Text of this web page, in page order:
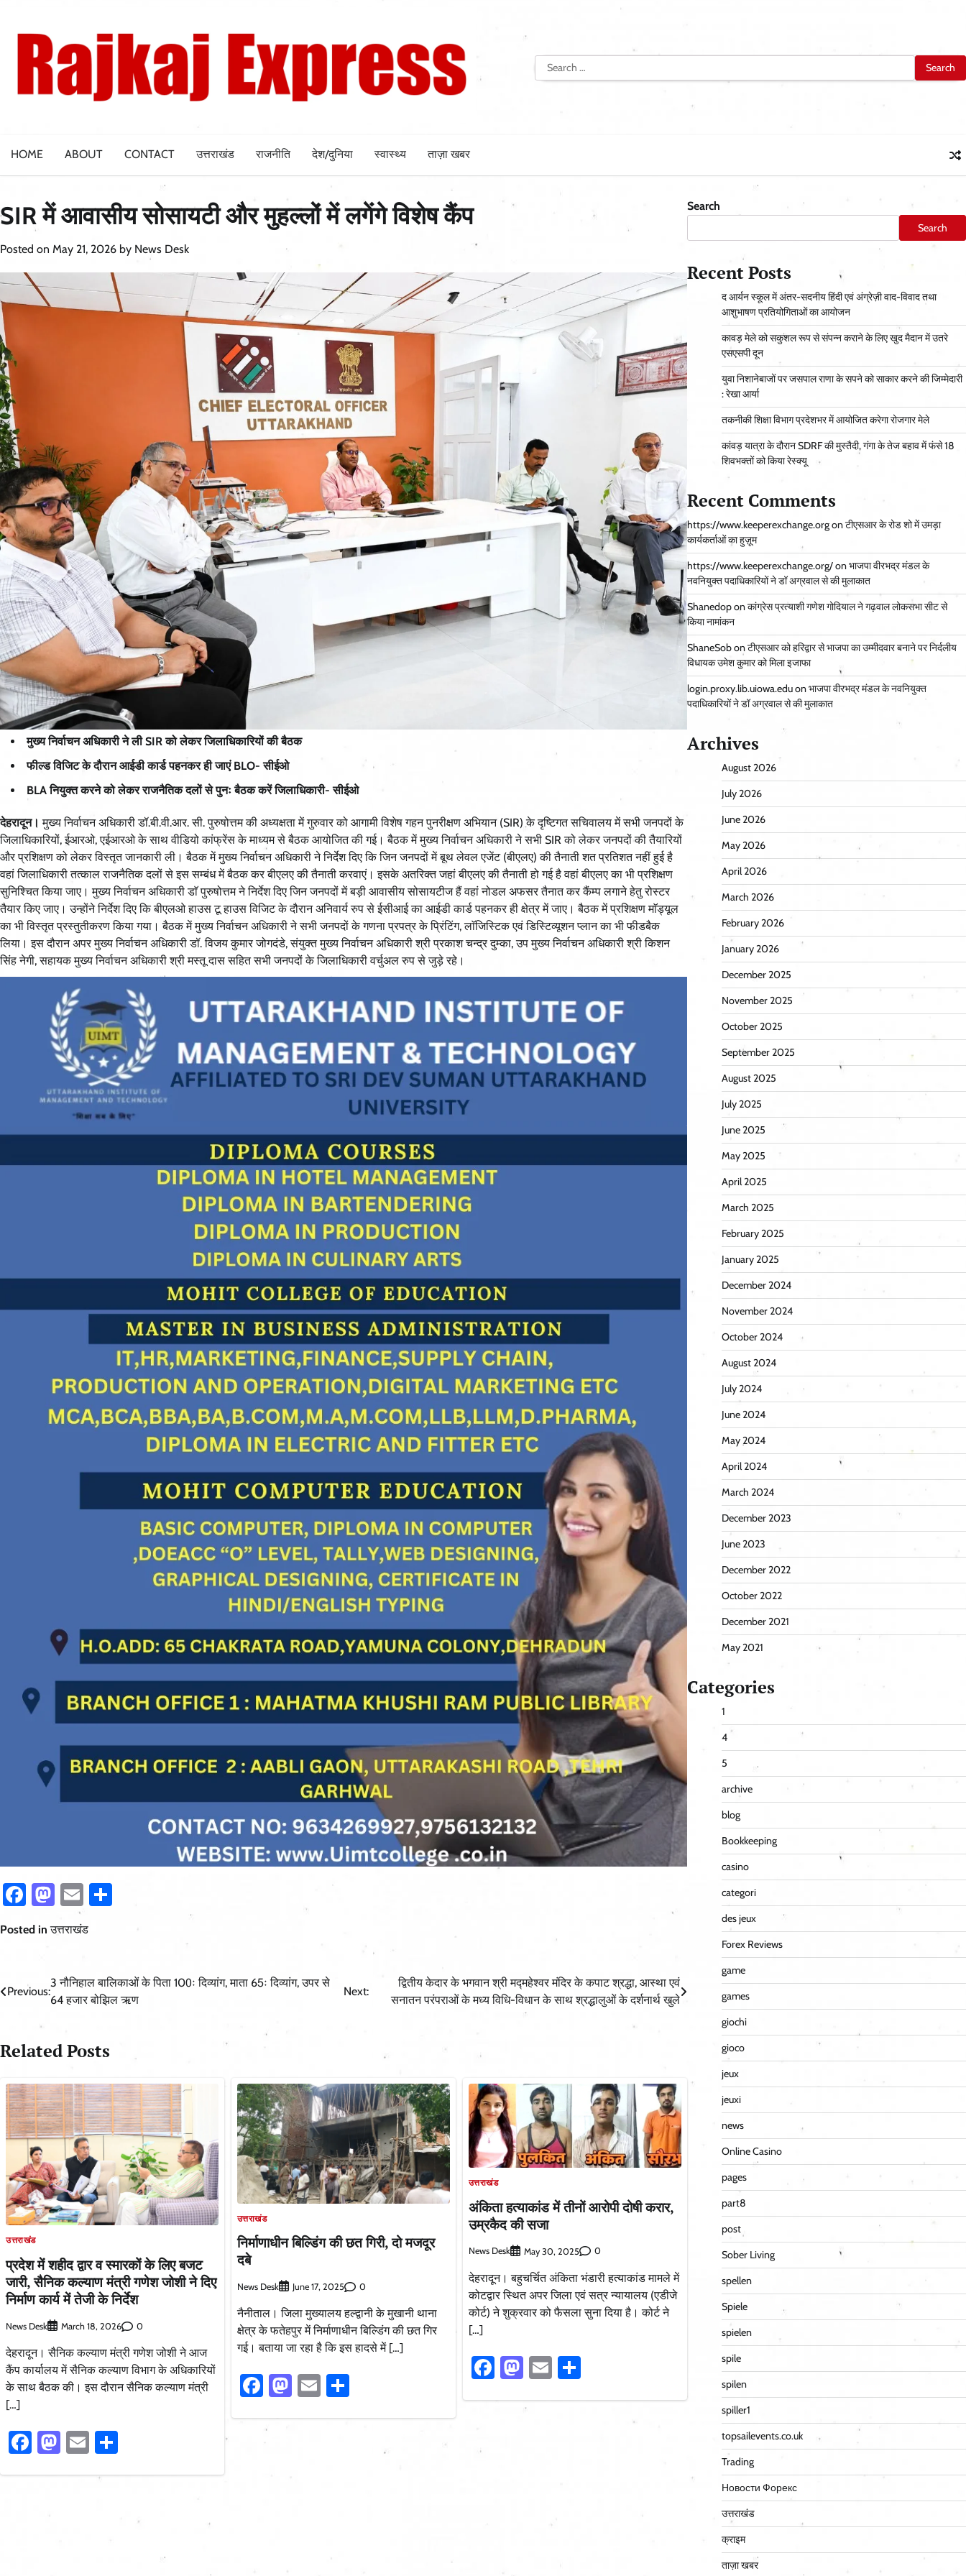
content
Search
for:
HOME ABOUT CONTACT उत्तराखंड राजनीति देश/दुनिया स्वास्थ्य ताज़ा खबर
SIR में आवासीय सोसायटी और मुहल्लों में लगेंगे विशेष कैंप
Posted on May 21, 2026 by News Desk
मुख्य निर्वाचन अधिकारी ने ली SIR को लेकर जिलाधिकारियों की बैठक
फील्ड विजिट के दौरान आईडी कार्ड पहनकर ही जाएं BLO- सीईओ
BLA नियुक्त करने को लेकर राजनैतिक दलों से पुनः बैठक करें जिलाधिकारी- सीईओ
देहरादून। मुख्य निर्वाचन अधिकारी डॉ.बी.वी.आर. सी. पुरुषोत्तम की अध्यक्षता में गुरुवार को आगामी विशेष गहन पुनरीक्षण अभियान (SIR) के दृष्टिगत सचिवालय में सभी जनपदों के
जिलाधिकारियों, ईआरओ, एईआरओ के साथ वीडियो कांफ्रेंस के माध्यम से बैठक आयोजित की गई। बैठक में मुख्य निर्वाचन अधिकारी ने सभी SIR को लेकर जनपदों की तैयारियों
और प्रशिक्षण को लेकर विस्तृत जानकारी ली। बैठक में मुख्य निर्वाचन अधिकारी ने निर्देश दिए कि जिन जनपदों में बूथ लेवल एजेंट (बीएलए) की तैनाती शत प्रतिशत नहीं हुई है
वहां जिलाधिकारी तत्काल राजनैतिक दलों से इस सम्बंध में बैठक कर बीएलए की तैनाती करवाएं। इसके अतरिक्त जहां बीएलए की तैनाती हो गई है वहां बीएलए का भी प्रशिक्षण
सुनिश्चित किया जाए। मुख्य निर्वाचन अधिकारी डाॅ पुरुषोत्तम ने निर्देश दिए जिन जनपदों में बड़ी आवासीय सोसायटीज हैं वहां नोडल अफसर तैनात कर कैंम्प लगाने हेतु रोस्टर
तैयार किए जाए। उन्होंने निर्देश दिए कि बीएलओ हाउस टू हाउस विजिट के दौरान अनिवार्य रुप से ईसीआई का आईडी कार्ड पहनकर ही क्षेत्र में जाए। बैठक में प्रशिक्षण माॅड्यूल
का भी विस्तृत प्रस्तुतीकरण किया गया। बैठक में मुख्य निर्वाचन अधिकारी ने सभी जनपदों के गणना प्रपत्र के प्रिंटिंग, लाॅजिस्टिक एवं डिस्टिव्यूशन प्लान का भी फीडबैक
लिया। इस दौरान अपर मुख्य निर्वाचन अधिकारी डॉ. विजय कुमार जोगदंडे, संयुक्त मुख्य निर्वाचन अधिकारी श्री प्रकाश चन्द्र दुम्का, उप मुख्य निर्वाचन अधिकारी श्री किशन
सिंह नेगी, सहायक मुख्य निर्वाचन अधिकारी श्री मस्तू दास सहित सभी जनपदों के जिलाधिकारी वर्चुअल रुप से जुड़े रहे।
Facebook
Mastodon
Email
Posted inउत्तराखंड
Post
Previous:
3 नौनिहाल बालिकाओं के पिता 100ः दिव्यांग, माता 65ः दिव्यांग, उपर से
64 हजार बोझिल ऋण
Next:
द्वितीय केदार के भगवान श्री मद्महेश्वर मंदिर के कपाट श्रद्धा, आस्था एवं
सनातन परंपराओं के मध्य विधि-विधान के साथ श्रद्धालुओं के दर्शनार्थ खुले
Related Posts
उत्तराखंड
प्रदेश में शहीद द्वार व स्मारकों के लिए बजट
जारी, सैनिक कल्याण मंत्री गणेश जोशी ने दिए
निर्माण कार्य में तेजी के निर्देश
News Desk March 18, 2026 0
देहरादून। सैनिक कल्याण मंत्री गणेश जोशी ने आज
कैंप कार्यालय में सैनिक कल्याण विभाग के अधिकारियों
के साथ बैठक की। इस दौरान सैनिक कल्याण मंत्री
[…]
Facebook
Mastodon
Email
उत्तराखंड
निर्माणाधीन बिल्डिंग की छत गिरी, दो मजदूर
दबे
News Desk June 17, 2025 0
नैनीताल। जिला मुख्यालय हल्द्वानी के मुखानी थाना
क्षेत्र के फतेहपुर में निर्माणाधीन बिल्डिंग की छत गिर
गई। बताया जा रहा है कि इस हादसे में […]
Facebook
Mastodon
EmailShare
उत्तराखंड
अंकिता हत्याकांड में तीनों आरोपी दोषी करार,
उम्रकैद की सजा
News Desk May 30, 2025 0
देहरादून। बहुचर्चित अंकिता भंडारी हत्याकांड मामले में
कोटद्वार स्थित अपर जिला एवं सत्र न्यायालय (एडीजे
कोर्ट) ने शुक्रवार को फैसला सुना दिया है। कोर्ट ने
[…]
Facebook
Mastodon
EmailShare
Search
Search
Recent Posts
द आर्यन स्कूल में अंतर-सदनीय हिंदी एवं अंग्रेज़ी वाद-विवाद तथा
आशुभाषण प्रतियोगिताओं का आयोजन
कावड़ मेले को सकुशल रूप से संपन्न कराने के लिए खुद मैदान में उतरे
एसएसपी दून
युवा निशानेबाजों पर जसपाल राणा के सपने को साकार करने की जिम्मेदारी
: रेखा आर्या
तकनीकी शिक्षा विभाग प्रदेशभर में आयोजित करेगा रोजगार मेले
कांवड़ यात्रा के दौरान SDRF की मुस्तैदी, गंगा के तेज बहाव में फंसे 18
शिवभक्तों को किया रेस्क्यू
Recent Comments
https://www.keeperexchange.orgonटीएसआर के रोड शो में उमड़ा
कार्यकर्ताओं का हुज़ूम
https://www.keeperexchange.org/onभाजपा वीरभद्र मंडल के
नवनियुक्त पदाधिकारियों ने डॉ अग्रवाल से की मुलाकात
Shanedoponकांग्रेस प्रत्याशी गणेश गोदियाल ने गढ़वाल लोकसभा सीट से
किया नामांकन
ShaneSobonटीएसआर को हरिद्वार से भाजपा का उम्मीदवार बनाने पर निर्दलीय
विधायक उमेश कुमार को मिला इजाफा
login.proxy.lib.uiowa.eduonभाजपा वीरभद्र मंडल के नवनियुक्त
पदाधिकारियों ने डॉ अग्रवाल से की मुलाकात
Archives
August 2026
July 2026
June 2026
May 2026
April 2026
March 2026
February 2026
January 2026
December 2025
November 2025
October 2025
September 2025
August 2025
July 2025
June 2025
May 2025
April 2025
March 2025
February 2025
January 2025
December 2024
November 2024
October 2024
August 2024
July 2024
June 2024
May 2024
April 2024
March 2024
December 2023
June 2023
December 2022
October 2022
December 2021
May 2021
Categories
1
4
5
archive
blog
Bookkeeping
casino
categori
des jeux
Forex Reviews
game
games
giochi
gioco
jeux
jeuxi
news
Online Casino
pages
part8
post
Sober Living
spellen
Spiele
spielen
spile
spilen
spiller1
topsailevents.co.uk
Trading
Новости Форекс
उत्तराखंड
क्राइम
ताज़ा खबर